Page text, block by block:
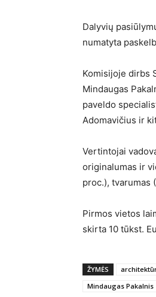
Dalyvių
numatyta
Komisijoje dirbs
Mindaugas
paveldo
Adomavičius ir
Vertintojai
originalumas ir
proc.), tvarumas
Pirmos vietos
skirta 10 tūkst.
ŽYMĖS
Mindaugas Pakalnis